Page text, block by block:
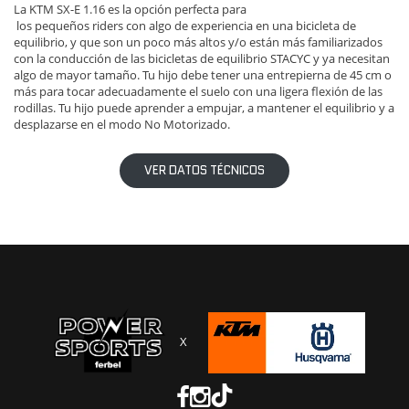
La KTM SX-E 1.16 es la opción perfecta para
los pequeños riders con algo de experiencia en una bicicleta de
equilibrio, y que son un poco más altos y/o están más familiarizados
con la conducción de las bicicletas de equilibrio STACYC y ya necesitan
algo de mayor tamaño. Tu hijo debe tener una entrepierna de 45 cm o
más para tocar adecuadamente el suelo con una ligera flexión de las
rodillas. Tu hijo puede aprender a empujar, a mantener el equilibrio y a
desplazarse en el modo No Motorizado.
VER DATOS TÉCNICOS
X